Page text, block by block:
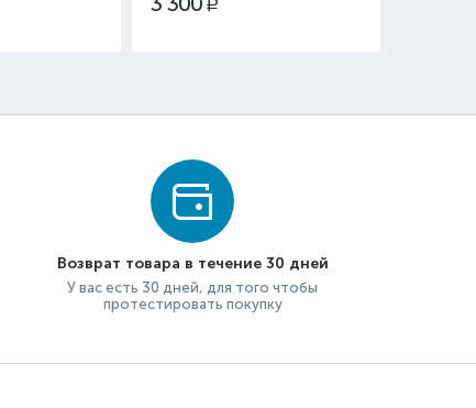
Возврат товара в течение 30 дней
У вас есть 30 дней, для того чтобы
протестировать покупку